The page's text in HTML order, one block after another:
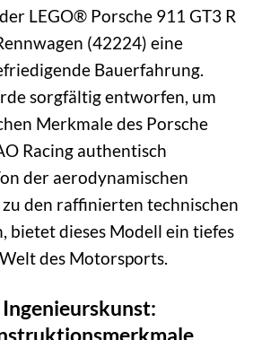
LEGO® Porsche 911 GT3 R
(42224) eine
Bauerfahrung.
sorgfältig entworfen, um
Merkmale des Porsche
Racing authentisch
der aerodynamischen
den raffinierten technischen
bietet dieses Modell ein tiefes
des Motorsports.